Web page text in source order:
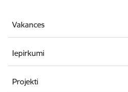
Vakances
Iepirkumi
Projekti